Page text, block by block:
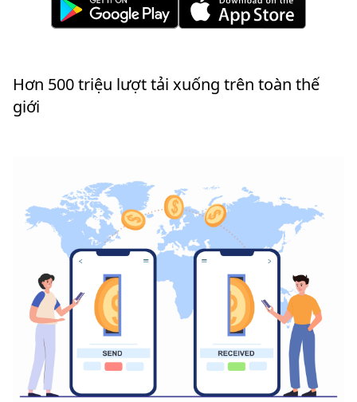
Hơn 500 triệu lượt tải xuống trên toàn thế
giới